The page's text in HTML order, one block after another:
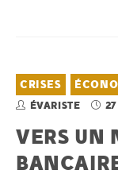
CRISES
ÉVARISTE
VERS UN